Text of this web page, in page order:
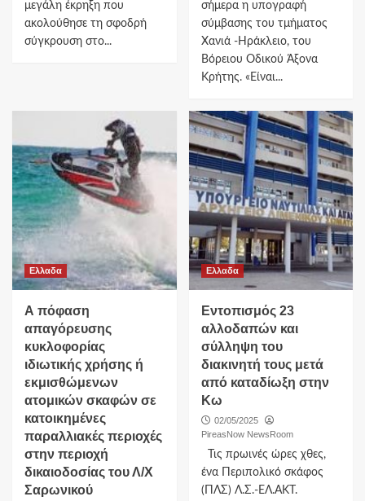
μεγάλη έκρηξη που
ακολούθησε τη σφοδρή
σύγκρουση στο...
σήμερα η υπογραφή
σύμβασης του τμήματος
Χανιά -Ηράκλειο, του
Βόρειου Οδικού Άξονα
Κρήτης. «Είναι...
Ελλαδα
Α πόφαση
απαγόρευσης
κυκλοφορίας
ιδιωτικής χρήσης ή
εκμισθώμενων
ατομικών σκαφών σε
κατοικημένες
παραλλιακές περιοχές
στην περιοχή
δικαιοδοσίας του Λ/Χ
Σαρωνικού
Ελλαδα
Εντοπισμός 23
αλλοδαπών και
σύλληψη του
διακινητή τους μετά
από καταδίωξη στην
Κω
02/05/2025
PireasNow NewsRoom
Τις πρωινές ώρες χθες,
ένα Περιπολικό σκάφος
(ΠΛΣ) Λ.Σ.-ΕΛ.ΑΚΤ.